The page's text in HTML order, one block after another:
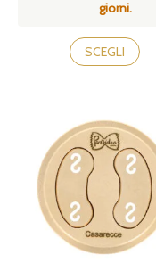
giorni.
55,90€
SCEGLI
Questo
prodotto
ha
opzioni
possono
essere
scelte
nella
pagina
del
prodotto